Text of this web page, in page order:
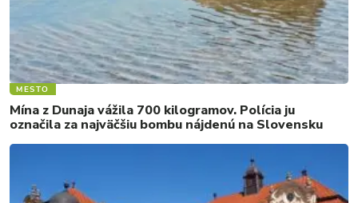
MESTO
Mína z Dunaja vážila 700 kilogramov. Polícia ju
označila za najväčšiu bombu nájdenú na Slovensku